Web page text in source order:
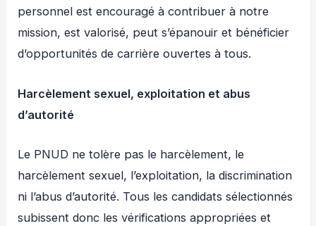
personnel est encouragé à contribuer à notre
mission, est valorisé, peut s’épanouir et bénéficier
d’opportunités de carrière ouvertes à tous.
Harcèlement sexuel, exploitation et abus
d’autorité
Le PNUD ne tolère pas le harcèlement, le
harcèlement sexuel, l’exploitation, la discrimination
ni l’abus d’autorité. Tous les candidats sélectionnés
subissent donc les vérifications appropriées et